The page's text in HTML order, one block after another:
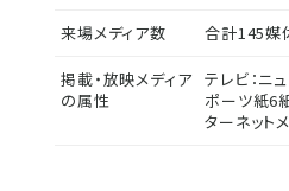
来場メディア数 合計145媒
掲載・放映メディア
の属性
テレビ：ニ
ポーツ紙6
ターネット